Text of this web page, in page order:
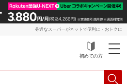
身近なスーパーがネットで便利に・おトクに
初めての方